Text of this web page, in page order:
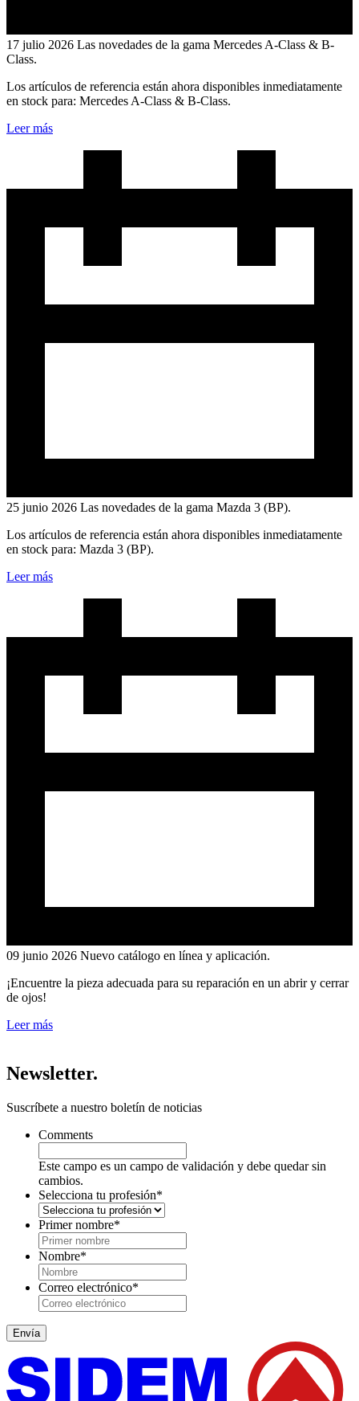
17 julio 2026 Las novedades de la gama Mercedes A-Class & B-
Class.
Los artículos de referencia están ahora disponibles inmediatamente
en stock para: Mercedes A-Class & B-Class.
Leer más
25 junio 2026 Las novedades de la gama Mazda 3 (BP).
Los artículos de referencia están ahora disponibles inmediatamente
en stock para: Mazda 3 (BP).
Leer más
09 junio 2026 Nuevo catálogo en línea y aplicación.
¡Encuentre la pieza adecuada para su reparación en un abrir y cerrar
de ojos!
Leer más
Newsletter.
Suscríbete a nuestro boletín de noticias
Comments
Este campo es un campo de validación y debe quedar sin
cambios.
Selecciona tu profesión*
Primer nombre*
Nombre*
Correo electrónico*
Envía